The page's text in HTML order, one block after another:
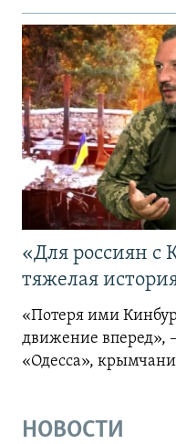
«Для россиян с
тяжелая
«Потеря ими
движение вперед»,
«Одесса»,
НОВОСТИ